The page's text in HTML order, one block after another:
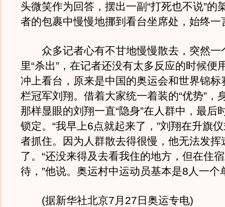
头微笑作为回答，摆出一副“打死也不说”的
者的包裹中慢慢地挪到看台坐席处，始终一
众多记者心有不甘地慢慢散去，突然一
里“杀出”，在记者还没有太多反应的时候便
冲上看台，原来是中国的奥运会和世界锦标
栏冠军刘翔。借着大家统一着装的“优势”，
那样显眼的刘翔一直“隐身”在人群中，最后
锁定。“我早上6点就起来了，”刘翔在升旗
者抓住。因为人群散去得很慢，他无法发挥
了。“还没来得及去看我住的地方，但在住
待，”他说。奥运村中运动员基本是8人一个
(据新华社北京7月27日奥运专电)